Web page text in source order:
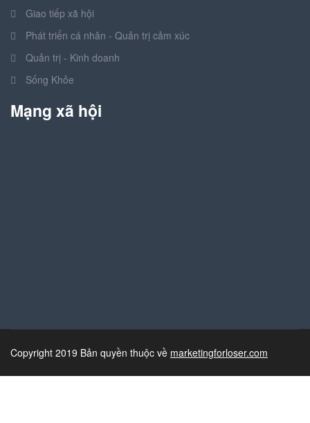
Giao tiếp xã hội
Phát triển cá nhân - Quản trị cảm xúc
Quản trị - Kinh doanh
Sống Khỏe
Mạng xã hội
Copyright 2019 Bản quyền thuộc về marketingforloser.com